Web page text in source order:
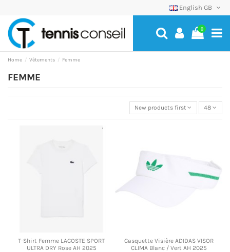
English GB
0
Home Vêtements Femme
FEMME
New products first 48
T-Shirt Femme LACOSTE SPORT
ULTRA DRY Rose AH 2025
Casquette Visière ADIDAS VISOR
CLIMA Blanc / Vert AH 2025